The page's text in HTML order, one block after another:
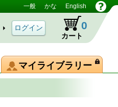
一般 かな English
カート
0
マイライブラリー